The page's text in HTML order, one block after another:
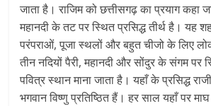
जाता है। राजिम को छत्तीसगढ़ का प्रयाग कहा
महानदी के तट पर स्थित प्रसिद्ध तीर्थ है। यह
परंपराओं, पूजा स्थलों और बहुत चीजो के लिए
तीन नदियों पैरी, महानदी और सोंदुर के संगम
पवित्र स्थान माना जाता है। यहाँ के प्रसिद्ध
भगवान विष्णु प्रतिष्ठित हैं। हर साल यहाँ पर